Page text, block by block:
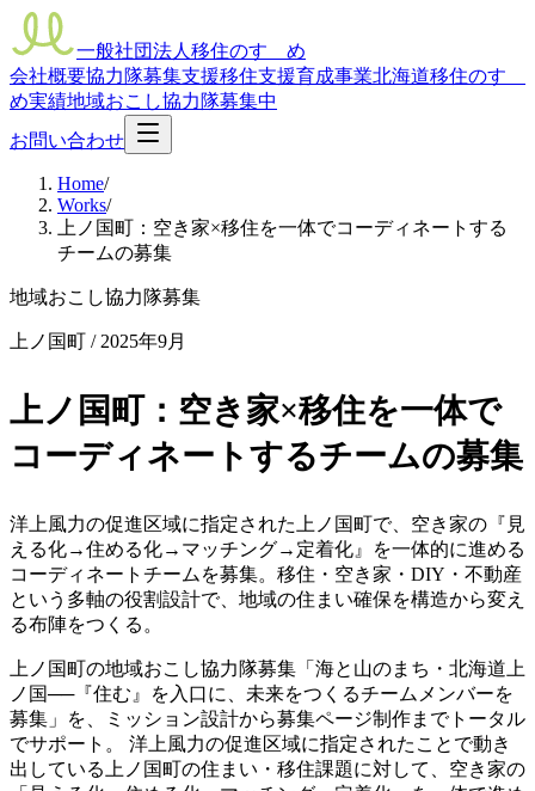
一般社団法人移住のすゝめ
会社概要協力隊募集支援移住支援育成事業北海道移住のすゝ
め実績地域おこし協力隊募集中
お問い合わせ
Home/
Works/
上ノ国町：空き家×移住を一体でコーディネートする
チームの募集
地域おこし協力隊募集
上ノ国町 / 2025年9月
上ノ国町：空き家×移住を一体で
コーディネートするチームの募集
洋上風力の促進区域に指定された上ノ国町で、空き家の『見
える化→住める化→マッチング→定着化』を一体的に進める
コーディネートチームを募集。移住・空き家・DIY・不動産
という多軸の役割設計で、地域の住まい確保を構造から変え
る布陣をつくる。
上ノ国町の地域おこし協力隊募集「海と山のまち・北海道上
ノ国──『住む』を入口に、未来をつくるチームメンバーを
募集」を、ミッション設計から募集ページ制作までトータル
でサポート。 洋上風力の促進区域に指定されたことで動き
出している上ノ国町の住まい・移住課題に対して、空き家の